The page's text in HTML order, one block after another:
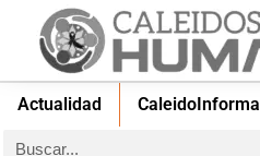
Actualidad CaleidoInforma